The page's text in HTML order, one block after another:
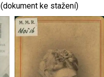
(dokument ke stažení)